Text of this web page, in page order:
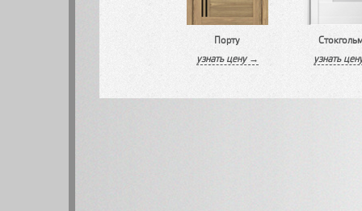
Порту
узнать цену →
узнать